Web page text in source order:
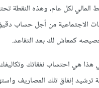
لكل عام، وهذه النقطة
الاجتماعية من أجل حساب دقيق
كمعاش لك بعد التقاعد.
هذا هي احتساب نفقاتك
ترشيد إنفاق تلك المصاريف